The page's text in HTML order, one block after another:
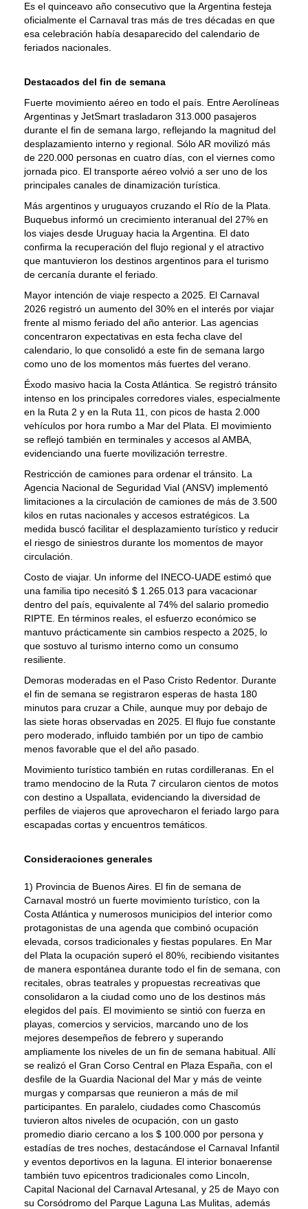
Es el quinceavo año consecutivo que la Argentina festeja
oficialmente el Carnaval tras más de tres décadas en que
esa celebración había desaparecido del calendario de
feriados nacionales.
Destacados del fin de semana
Fuerte movimiento aéreo en todo el país. Entre Aerolíneas
Argentinas y JetSmart trasladaron 313.000 pasajeros
durante el fin de semana largo, reflejando la magnitud del
desplazamiento interno y regional. Sólo AR movilizó más
de 220.000 personas en cuatro días, con el viernes como
jornada pico. El transporte aéreo volvió a ser uno de los
principales canales de dinamización turística.
Más argentinos y uruguayos cruzando el Río de la Plata.
Buquebus informó un crecimiento interanual del 27% en
los viajes desde Uruguay hacia la Argentina. El dato
confirma la recuperación del flujo regional y el atractivo
que mantuvieron los destinos argentinos para el turismo
de cercanía durante el feriado.
Mayor intención de viaje respecto a 2025. El Carnaval
2026 registró un aumento del 30% en el interés por viajar
frente al mismo feriado del año anterior. Las agencias
concentraron expectativas en esta fecha clave del
calendario, lo que consolidó a este fin de semana largo
como uno de los momentos más fuertes del verano.
Éxodo masivo hacia la Costa Atlántica. Se registró tránsito
intenso en los principales corredores viales, especialmente
en la Ruta 2 y en la Ruta 11, con picos de hasta 2.000
vehículos por hora rumbo a Mar del Plata. El movimiento
se reflejó también en terminales y accesos al AMBA,
evidenciando una fuerte movilización terrestre.
Restricción de camiones para ordenar el tránsito. La
Agencia Nacional de Seguridad Vial (ANSV) implementó
limitaciones a la circulación de camiones de más de 3.500
kilos en rutas nacionales y accesos estratégicos. La
medida buscó facilitar el desplazamiento turístico y reducir
el riesgo de siniestros durante los momentos de mayor
circulación.
Costo de viajar. Un informe del INECO-UADE estimó que
una familia tipo necesitó $ 1.265.013 para vacacionar
dentro del país, equivalente al 74% del salario promedio
RIPTE. En términos reales, el esfuerzo económico se
mantuvo prácticamente sin cambios respecto a 2025, lo
que sostuvo al turismo interno como un consumo
resiliente.
Demoras moderadas en el Paso Cristo Redentor. Durante
el fin de semana se registraron esperas de hasta 180
minutos para cruzar a Chile, aunque muy por debajo de
las siete horas observadas en 2025. El flujo fue constante
pero moderado, influido también por un tipo de cambio
menos favorable que el del año pasado.
Movimiento turístico también en rutas cordilleranas. En el
tramo mendocino de la Ruta 7 circularon cientos de motos
con destino a Uspallata, evidenciando la diversidad de
perfiles de viajeros que aprovecharon el feriado largo para
escapadas cortas y encuentros temáticos.
Consideraciones generales
1) Provincia de Buenos Aires. El fin de semana de
Carnaval mostró un fuerte movimiento turístico, con la
Costa Atlántica y numerosos municipios del interior como
protagonistas de una agenda que combinó ocupación
elevada, corsos tradicionales y fiestas populares. En Mar
del Plata la ocupación superó el 80%, recibiendo visitantes
de manera espontánea durante todo el fin de semana, con
recitales, obras teatrales y propuestas recreativas que
consolidaron a la ciudad como uno de los destinos más
elegidos del país. El movimiento se sintió con fuerza en
playas, comercios y servicios, marcando uno de los
mejores desempeños de febrero y superando
ampliamente los niveles de un fin de semana habitual. Allí
se realizó el Gran Corso Central en Plaza España, con el
desfile de la Guardia Nacional del Mar y más de veinte
murgas y comparsas que reunieron a más de mil
participantes. En paralelo, ciudades como Chascomús
tuvieron altos niveles de ocupación, con un gasto
promedio diario cercano a los $ 100.000 por persona y
estadías de tres noches, destacándose el Carnaval Infantil
y eventos deportivos en la laguna. El interior bonaerense
también tuvo epicentros tradicionales como Lincoln,
Capital Nacional del Carnaval Artesanal, y 25 de Mayo con
su Corsódromo del Parque Laguna Las Mulitas, además